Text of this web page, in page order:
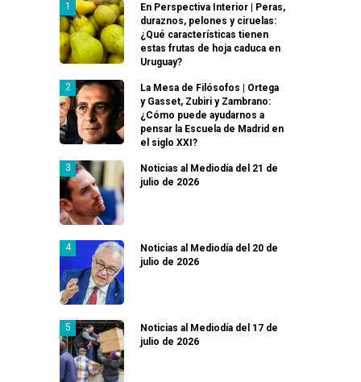
En Perspectiva Interior | Peras,
duraznos, pelones y ciruelas:
¿Qué características tienen
estas frutas de hoja caduca en
Uruguay?
La Mesa de Filósofos | Ortega
y Gasset, Zubiri y Zambrano:
¿Cómo puede ayudarnos a
pensar la Escuela de Madrid en
el siglo XXI?
Noticias al Mediodía del 21 de
julio de 2026
Noticias al Mediodía del 20 de
julio de 2026
Noticias al Mediodía del 17 de
julio de 2026